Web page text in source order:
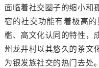
面临着社交圈子的缩小和
宿的社交功能有着极高的
槛、高文化认同的特性，
州龙井村以其悠久的茶文
为银发族社交的热门去处